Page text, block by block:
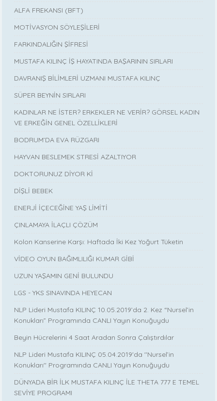
ALFA FREKANSI (BFT)
MOTİVASYON SÖYLEŞİLERİ
FARKINDALIĞIN ŞİFRESİ
MUSTAFA KILINÇ İŞ HAYATINDA BAŞARININ SIRLARI
DAVRANIŞ BİLİMLERİ UZMANI MUSTAFA KILINÇ
SÜPER BEYNİN SIRLARI
KADINLAR NE İSTER? ERKEKLER NE VERİR? GÖRSEL KADIN
VE ERKEĞİN GENEL ÖZELLİKLERİ
BODRUM’DA EVA RÜZGARI
HAYVAN BESLEMEK STRESİ AZALTIYOR
DOKTORUNUZ DİYOR Kİ
DİŞLİ BEBEK
ENERJİ İÇECEĞİNE YAŞ LİMİTİ
ÇINLAMAYA İLAÇLI ÇÖZÜM
Kolon Kanserine Karşı: Haftada İki Kez Yoğurt Tüketin
VİDEO OYUN BAĞIMLILIĞI KUMAR GİBİ
UZUN YAŞAMIN GENİ BULUNDU
LGS - YKS SINAVINDA HEYECAN
NLP Lideri Mustafa KILINÇ 10.05.2019’da 2. Kez “Nursel’in
Konukları” Programında CANLI Yayın Konuğuydu
Beyin Hücrelerini 4 Saat Aradan Sonra Çalıştırdılar
NLP Lideri Mustafa KILINÇ 05.04.2019'da ''Nursel’in
Konukları'' Programında CANLI Yayın Konuğuydu
DÜNYADA BİR İLK MUSTAFA KILINÇ İLE THETA 777 E TEMEL
SEVİYE PROGRAMI